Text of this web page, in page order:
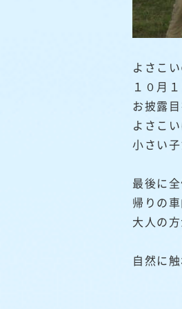
よさこ
１０月
お披露
よさこ
小さい
最後に
帰りの
大人の
自然に